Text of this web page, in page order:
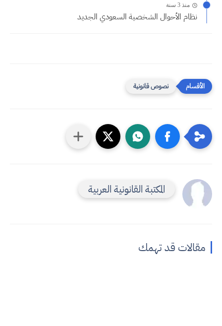
منذ 3 سنة
نظام الأحوال الشخصية السعودي الجديد
نصوص قانونية
المكتبة القانونية العربية
مقالات قد تهمك